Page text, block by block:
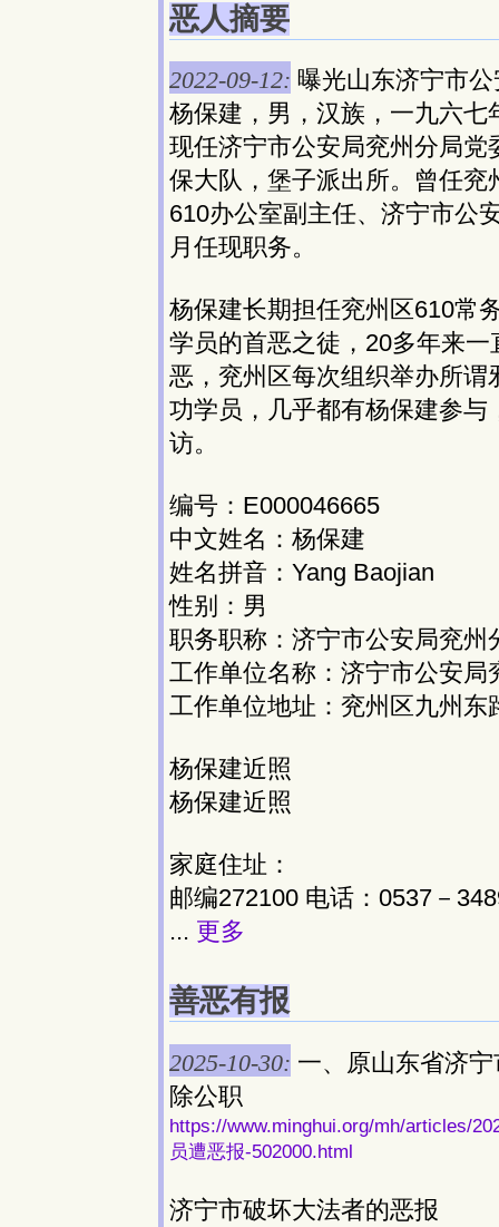
恶人摘要
2022-09-12: 曝光山东济宁市
杨保建，男，汉族，一九六
现任济宁市公安局兖州分局
保大队，堡子派出所。曾任
610办公室副主任、济宁市公
月任现职务。
杨保建长期担任兖州区610常
学员的首恶之徒，20多年来
恶，兖州区每次组织举办所谓
功学员，几乎都有杨保建参与
访。
编号：E000046665
中文姓名：杨保建
姓名拼音：Yang Baojian
性别：男
职务职称：济宁市公安局兖
工作单位名称：济宁市公安局
工作单位地址：兖州区九州东
杨保建近照
杨保建近照
家庭住址：
邮编272100 电话：0537－
... 更多
善恶有报
2025-10-30: 一、原山东省济
除公职
https://www.minghui.org/mh/articles/
员遭恶报-502000.html
济宁市破坏大法者的恶报